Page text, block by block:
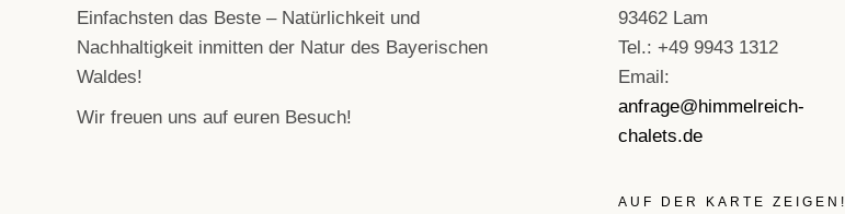
Einfachsten das Beste – Natürlichkeit und
Nachhaltigkeit inmitten der Natur des Bayerischen
Waldes!
Wir freuen uns auf euren Besuch!
93462 Lam
Tel.: +49 9943 1312
Email:
anfrage@himmelreich-
chalets.de
AUF DER KARTE ZEIGEN!